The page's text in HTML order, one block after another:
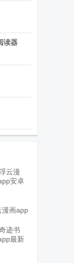
读器
漫画app
卓版